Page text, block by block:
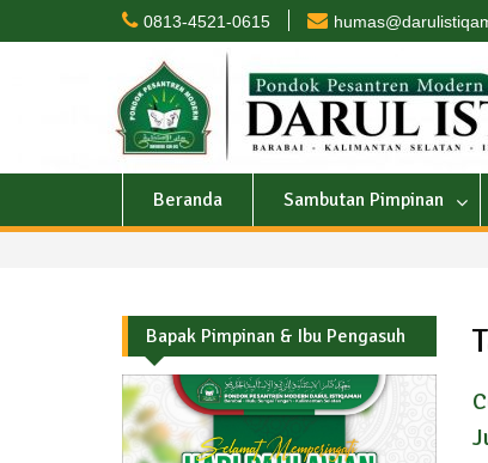
0813-4521-0615
Beranda Sambutan Pimpinan
Bapak Pimpinan & Ibu Pengasuh